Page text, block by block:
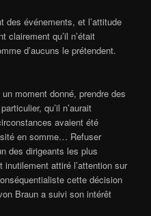
des événements, et l’attitude
clairement qu’il n’était
d’aucuns le prétendent.
moment donné, prendre des
qu’il n’aurait
avaient été
en somme… Refuser
des dirigeants les plus
attiré l’attention sur
cette décision
Braun a suivi son intérêt